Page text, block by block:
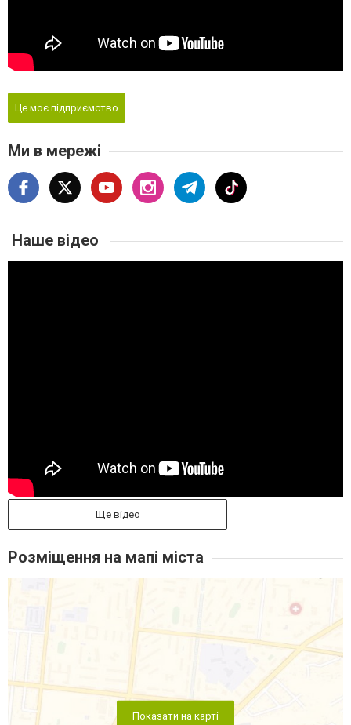
Це моє підприємство
Ми в мережі
Наше відео
Ще відео
Розміщення на мапі міста
Показати на карті